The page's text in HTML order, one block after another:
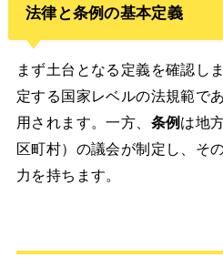
法律と条例の基本定義
まず土台となる定義を確認し
定する国家レベルの法規範で
用されます。一方、 条例は地
区町村）の議会が制定し、そ
力を持ちます。